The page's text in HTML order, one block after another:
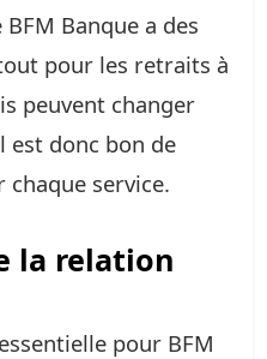
Banque a des
pour les retraits à
peuvent changer
est donc bon de
service.
la relation
pour BFM